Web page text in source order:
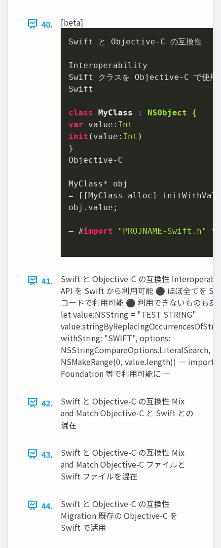
40. [beta]
Swift と Objective-C の互換性
Interoperability
Swift クラスを Objective-C で使用
Swift
class MyClass : NSObject {
var value: Int
init (value: Int )
}
Objective-C
MyClass* obj
= [[MyClass alloc]
obj.value;
― #import "PROJNAME-Swift.h"
41.
Swift と Objective-C の互換性
API を Swift から利用可能 ⚫ ほぼ全てを
コードで利用可能 ⚫ 利用できないものも
let value:NSString = "TEST STRING"
withString: "SWIFT", options:
NSStringCompareOptions.LiteralSearch,
NSMakeRange(0, value.length)) ― import
Foundation 等で利用可能に ―
42.
Swift と Objective-C の互換性 Mix
and Match Objective-C と Swift との
混在
43.
Swift と Objective-C の互換性 Mix
and Match Objective-C ファイルと
Swift ファイルを混在
44.
Swift と Objective-C の互換性
Migration 既存の Objective-C を
Swift で活用